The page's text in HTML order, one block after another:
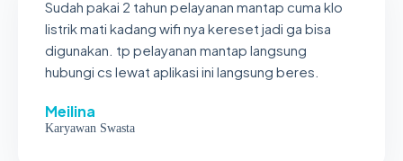
Sudah pakai 2 tahun pelayanan mantap cuma klo
listrik mati kadang wifi nya kereset jadi ga bisa
digunakan. tp pelayanan mantap langsung
hubungi cs lewat aplikasi ini langsung beres.
Meilina
Karyawan Swasta